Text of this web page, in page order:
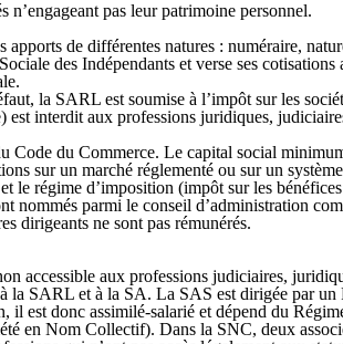
n’engageant pas leur patrimoine personnel.
de différentes natures : numéraire,
des Indépendants et verse ses
la SARL est soumise à l’impôt sur les
interdit aux professions juridiques,
du Commerce. Le capital social
sur un marché réglementé ou sur un
le régime d’imposition (impôt sur les
parmi le conseil d’administration
dirigeants ne sont pas rémunérés.
accessible aux professions judiciaires,
la SARL et à la SA. La SAS est dirigée par
est donc assimilé-salarié et dépend du
en Nom Collectif). Dans la SNC, deux